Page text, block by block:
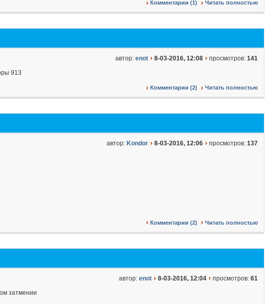
Комментарии (1) Читать полностью
автор: enot 8-03-2016, 12:08 просмотров: 141
Комментарии (2) Читать полностью
автор: Kondor 8-03-2016, 12:06 просмотров: 137
Комментарии (2) Читать полностью
автор: enot 8-03-2016, 12:04 просмотров: 61